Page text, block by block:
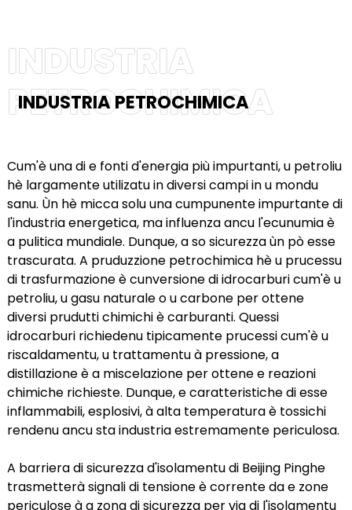
INDUSTRIA PETROCHIMICA
INDUSTRIA
PETROCHIMICA
Cum'è una di e fonti d'energia più impurtanti, u petroliu
hè largamente utilizatu in diversi campi in u mondu
sanu. Ùn hè micca solu una cumpunente impurtante di
l'industria energetica, ma influenza ancu l'ecunumia è
a pulitica mundiale. Dunque, a so sicurezza ùn pò esse
trascurata. A pruduzzione petrochimica hè u prucessu
di trasfurmazione è cunversione di idrocarburi cum'è u
petroliu, u gasu naturale o u carbone per ottene
diversi prudutti chimichi è carburanti. Quessi
idrocarburi richiedenu tipicamente prucessi cum'è u
riscaldamentu, u trattamentu à pressione, a
distillazione è a miscelazione per ottene e reazioni
chimiche richieste. Dunque, e caratteristiche di esse
inflammabili, esplosivi, à alta temperatura è tossichi
rendenu ancu sta industria estremamente periculosa.
A barriera di sicurezza d'isolamentu di Beijing Pinghe
trasmetterà signali di tensione è corrente da e zone
periculose à a zona di sicurezza per via di l'isolamentu